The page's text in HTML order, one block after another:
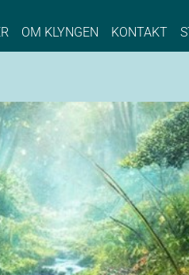
Process Industry
OM KLYNGEN KONTAKT